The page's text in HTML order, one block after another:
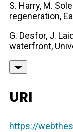
S. Harry, M.
regeneration,
G. Desfor, J.
waterfront,
URI
https://